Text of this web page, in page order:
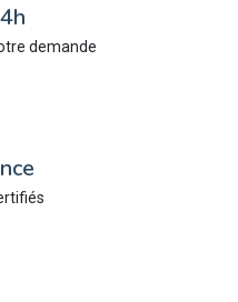
demande